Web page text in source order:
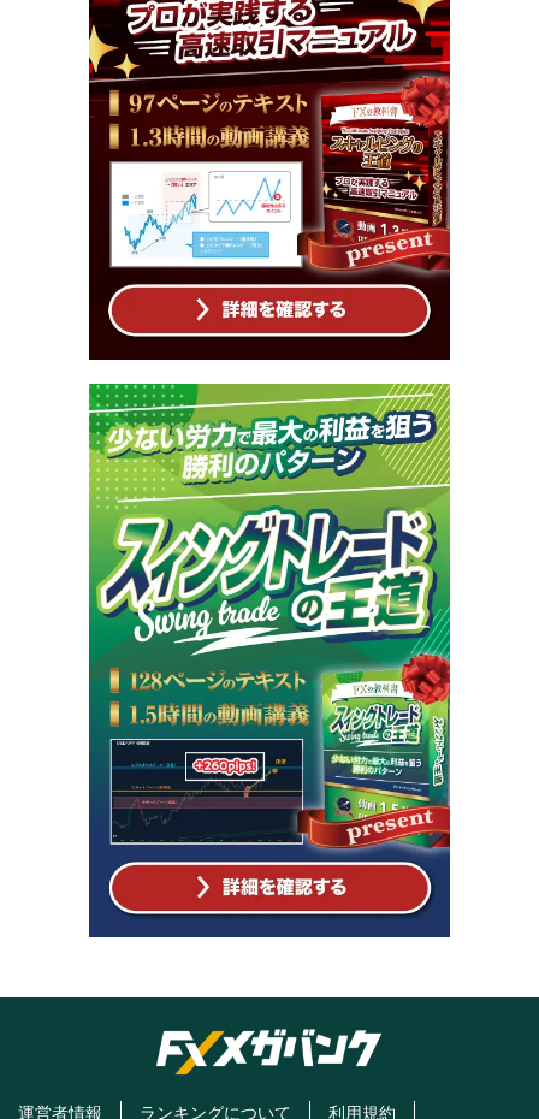
運営者情報 ランキングについて 利用規約